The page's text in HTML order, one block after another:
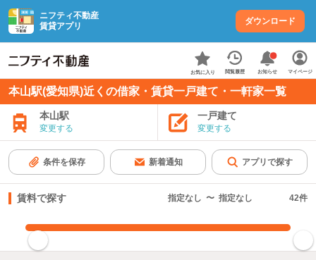
ニフティ不動産
賃貸アプリ
ダウンロード
お気に入り 閲覧履歴 お知らせ マイページ
本山駅(愛知県)近くの借家・賃貸一戸建て・一軒家一覧
本山駅
変更する
一戸建て
変更する
条件を保存 新着通知 アプリで探す
賃料で探す 指定なし 〜 指定なし 42件